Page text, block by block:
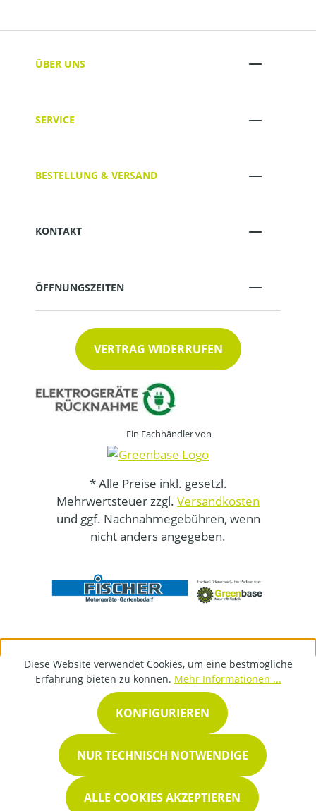
ÜBER UNS
SERVICE
BESTELLUNG & VERSAND
KONTAKT
ÖFFNUNGSZEITEN
VERTRAG WIDERRUFEN
Ein Fachhändler von
* Alle Preise inkl. gesetzl.
Mehrwertsteuer zzgl. Versandkosten
und ggf. Nachnahmegebühren, wenn
nicht anders angegeben.
Diese Website verwendet Cookies, um eine bestmögliche
Erfahrung bieten zu können. Mehr Informationen ...
NUR TECHNISCH NOTWENDIGE
KONFIGURIEREN
ALLE COOKIES AKZEPTIEREN